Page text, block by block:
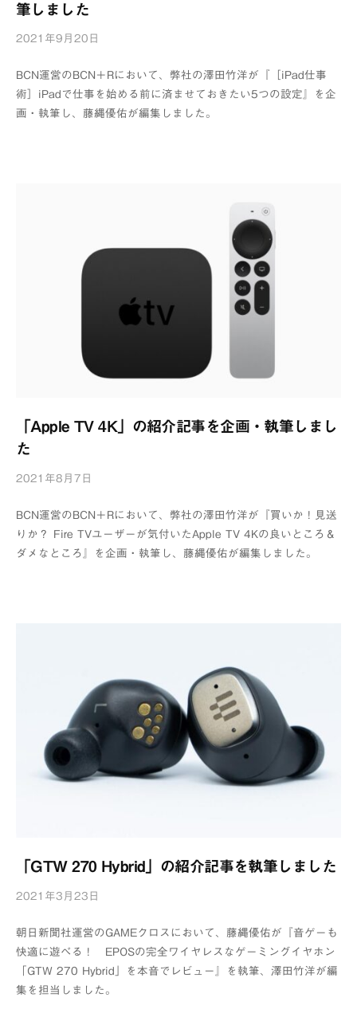
筆しました
2021年9月20日
浦
辺
制
BCN運営のBCN＋Rにおいて、弊社の澤田竹洋が『［iPad仕事
術］iPadで仕事を始める前に済ませておきたい5つの設定』を企
画・執筆し、藤縄優佑が編集しました。
「Apple TV 4K」の紹介記事を企画・執筆しまし
た
2021年8月7日
浦
辺
制
BCN運営のBCN＋Rにおいて、弊社の澤田竹洋が『買いか！見送
りか？ Fire TVユーザーが気付いたApple TV 4Kの良いところ＆
ダメなところ』を企画・執筆し、藤縄優佑が編集しました。
「GTW 270 Hybrid」の紹介記事を執筆しました
2021年3月23日
浦
辺
制
作
朝日新聞社運営のGAMEクロスにおいて、藤縄優佑が『音ゲーも
快適に遊べる！ EPOSの完全ワイヤレスなゲーミングイヤホン
「GTW 270 Hybrid」を本音でレビュー』を執筆、澤田竹洋が編
集を担当しました。